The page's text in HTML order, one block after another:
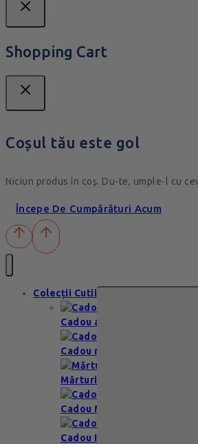
Shopping Cart
Coșul tău este gol
Niciun produs în coș. Du-te, umple-l cu
Începe De Cumpărături Acum
Colecții Cutii
Cadou aniversare
Cadou romantic
Mărturii nuntă & botez
Cadou Multumesc
Cadou Invitatie